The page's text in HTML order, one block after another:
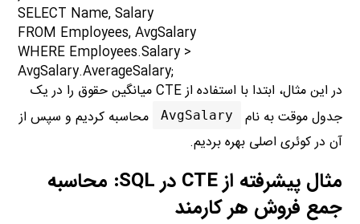
SELECT Name, Salary
FROM Employees, AvgSalary
WHERE Employees.Salary >
AvgSalary.AverageSalary;
در این مثال، ابتدا با استفاده از CTE میانگین حقوق را در یک
جدول موقت به نام
AvgSalary
محاسبه کردیم و سپس از
آن در کوئری اصلی بهره بردیم.
مثال پیشرفته از CTE در SQL: محاسبه
جمع فروش هر کارمند